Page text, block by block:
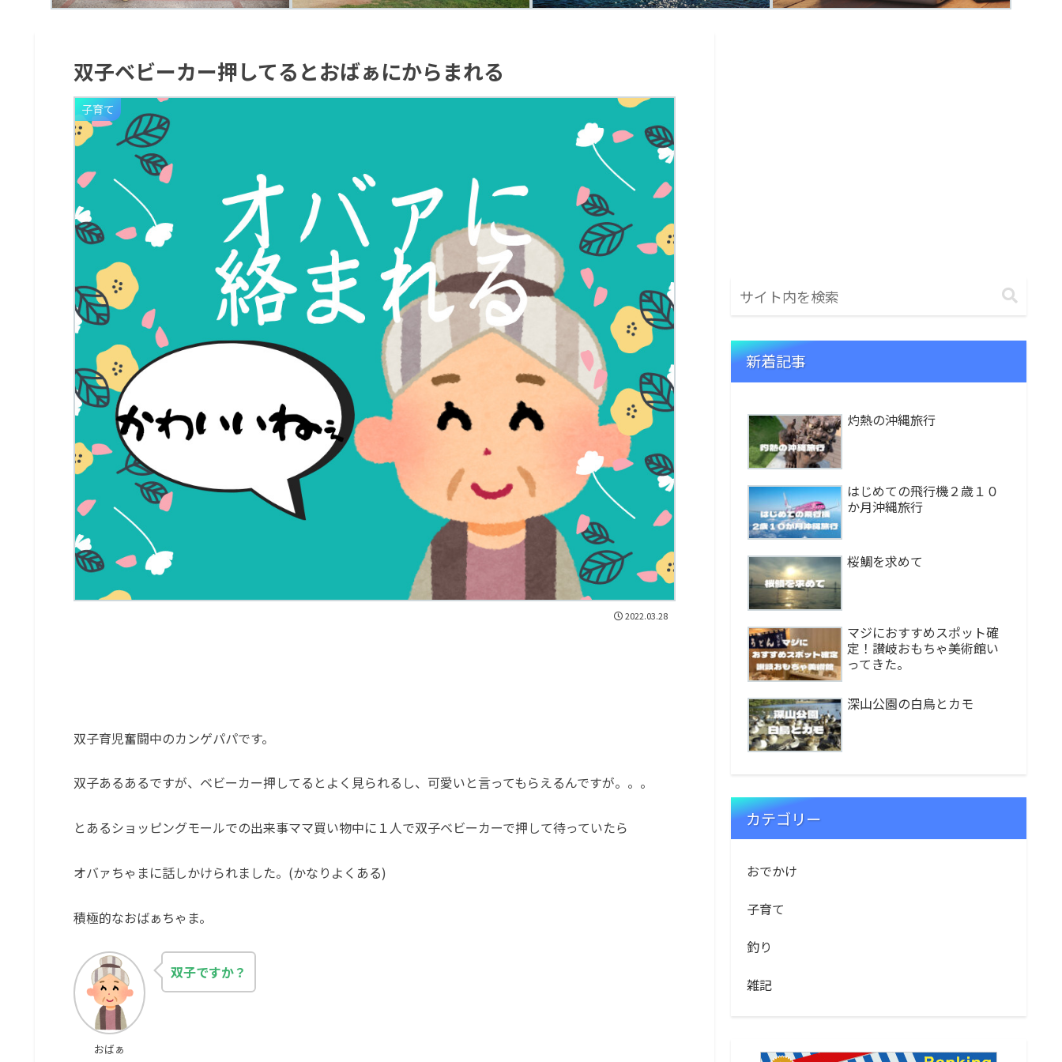
双子ベビーカー押してるとおばぁにからまれる
子育て
2022.03.28
双子育児奮闘中のカンゲパパです。
双子あるあるですが、ベビーカー押してるとよく見られるし、可愛いと言ってもらえるんですが。。。
とあるショッピングモールでの出来事ママ買い物中に１人で双子ベビーカーで押して待っていたら
オバァちゃまに話しかけられました。(かなりよくある)
積極的なおばぁちゃま。
おばぁ
双子ですか？
新着記事
灼熱の沖縄旅行
はじめての飛行機２歳１０
か月沖縄旅行
桜鯛を求めて
マジにおすすめスポット確
定！讃岐おもちゃ美術館い
ってきた。
深山公園の白鳥とカモ
カテゴリー
おでかけ
子育て
釣り
雑記